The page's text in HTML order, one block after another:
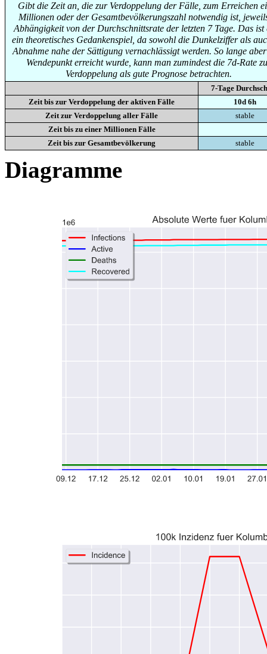
Gibt die Zeit an, die zur Verdoppelung der Fälle, zum Erreichen
Millionen oder der Gesamtbevölkerungszahl notwendig ist,
Abhängigkeit von der Durchschnittsrate der letzten 7 Tage. Das ist
ein theoretisches Gedankenspiel, da sowohl die Dunkelziffer als
Abnahme nahe der Sättigung vernachlässigt werden. So lange
Wendepunkt erreicht wurde, kann man zumindest die 7d-Rate
Verdoppelung als gute Prognose betrachten.
7-Tage
Zeit bis zur Verdoppelung der aktiven Fälle
10d 6h
Zeit zur Verdoppelung aller Fälle
stable
Zeit bis zu einer Millionen Fälle
Zeit bis zur Gesamtbevölkerung
stable
Diagramme